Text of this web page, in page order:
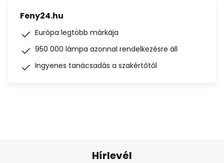
Feny24.hu
Európa legtöbb márkája
950 000 lámpa azonnal rendelkezésre áll
Ingyenes tanácsadás a szakértőtől
Hírlevél